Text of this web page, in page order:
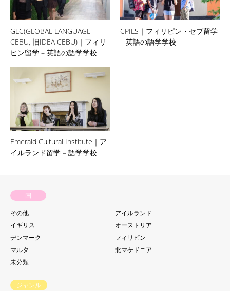
GLC(GLOBAL LANGUAGE
CEBU, 旧IDEA CEBU)｜フィリ
ピン留学 – 英語の語学学校
CPILS｜フィリピン・セブ留学
– 英語の語学学校
Emerald Cultural Institute｜ア
イルランド留学 – 語学学校
国
その他
アイルランド
イギリス
オーストリア
デンマーク
フィリピン
マルタ
北マケドニア
未分類
ジャンル